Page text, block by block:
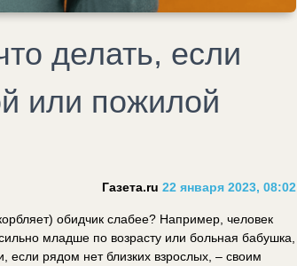
делать, если
или пожилой
Газета.ru 22 января 2023, 08:02
обидчик слабее? Например, человек
младше по возрасту или больная бабушка,
если рядом нет близких взрослых, – своим